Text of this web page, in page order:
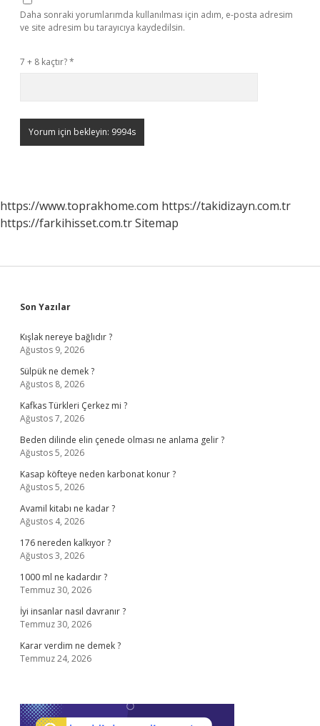
Daha sonraki yorumlarımda kullanılması için adım, e-posta adresim
ve site adresim bu tarayıcıya kaydedilsin.
7 + 8 kaçtır?*
https://www.toprakhome.com https://takidizayn.com.tr
https://farkihisset.com.trSitemap
Sidebar
Son Yazılar
Kışlak nereye bağlıdır ?
Ağustos 9, 2026
Sülpük ne demek ?
Ağustos 8, 2026
Kafkas Türkleri Çerkez mi ?
Ağustos 7, 2026
Beden dilinde elin çenede olması ne anlama gelir ?
Ağustos 5, 2026
Kasap köfteye neden karbonat konur ?
Ağustos 5, 2026
Avamil kitabı ne kadar ?
Ağustos 4, 2026
176 nereden kalkıyor ?
Ağustos 3, 2026
1000 ml ne kadardır ?
Temmuz 30, 2026
İyi insanlar nasıl davranır ?
Temmuz 30, 2026
Karar verdim ne demek ?
Temmuz 24, 2026